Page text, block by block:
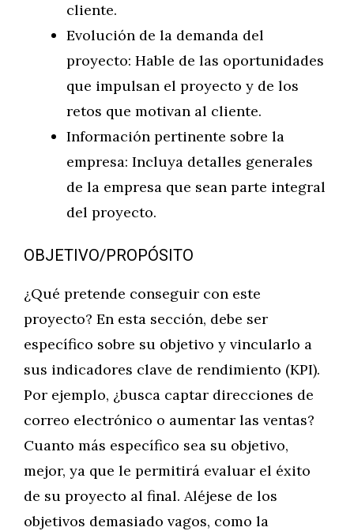
cliente.
Evolución de la demanda del
proyecto: Hable de las oportunidades
que impulsan el proyecto y de los
retos que motivan al cliente.
Información pertinente sobre la
empresa: Incluya detalles generales
de la empresa que sean parte integral
del proyecto.
OBJETIVO/PROPÓSITO
¿Qué pretende conseguir con este
proyecto? En esta sección, debe ser
específico sobre su objetivo y vincularlo a
sus indicadores clave de rendimiento (KPI).
Por ejemplo, ¿busca captar direcciones de
correo electrónico o aumentar las ventas?
Cuanto más específico sea su objetivo,
mejor, ya que le permitirá evaluar el éxito
de su proyecto al final. Aléjese de los
objetivos demasiado vagos, como la